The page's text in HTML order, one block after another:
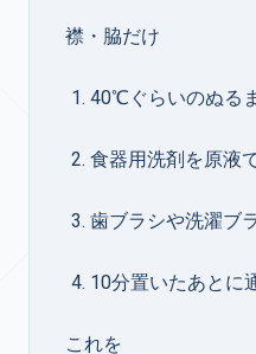
襟・脇だけ
40℃ぐらいのぬる
食器用洗剤を原液
歯ブラシや洗濯ブ
10分置いたあとに
これを